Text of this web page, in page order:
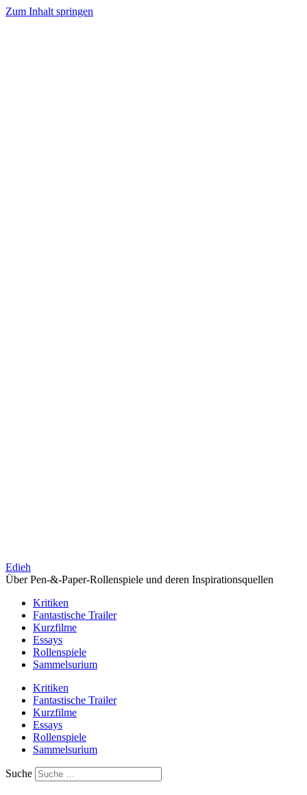
Zum Inhalt springen
Edieh
Über Pen-&-Paper-Rollenspiele und deren Inspirationsquellen
Kritiken
Fantastische Trailer
Kurzfilme
Essays
Rollenspiele
Sammelsurium
Kritiken
Fantastische Trailer
Kurzfilme
Essays
Rollenspiele
Sammelsurium
Suche